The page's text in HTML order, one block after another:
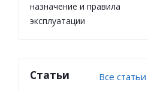
назначение и правила
эксплуатации
Статьи Все статьи